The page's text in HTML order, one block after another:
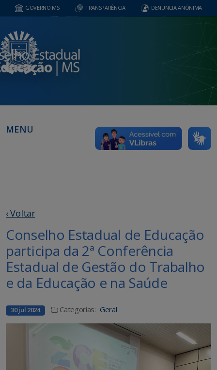
GOVERNO MS TRANSPARÊNCIA DENUNCIA ANÔNIMA
MENU
‹ Voltar
Conselho Estadual de Educação
participa da 2ª Conferência
Estadual de Gestão do Trabalho
e da Educação e na Saúde
30 jul 2024 Categorias: Geral